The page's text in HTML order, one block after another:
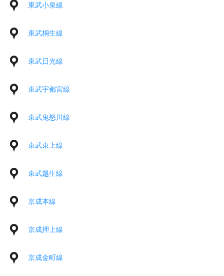
東武小泉線
東武桐生線
東武日光線
東武宇都宮線
東武鬼怒川線
東武東上線
東武越生線
京成本線
京成押上線
京成金町線